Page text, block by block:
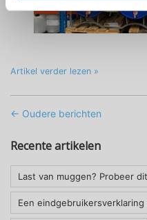
Artikel verder lezen »
← Oudere berichten
Recente artikelen
Last van muggen? Probeer
Een eindgebruikersverklaring